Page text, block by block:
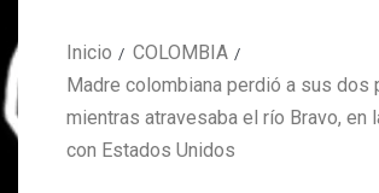
Inicio
COLOMBIA
Madre colombiana perdió a sus dos
mientras atravesaba el río Bravo, en
con Estados Unidos